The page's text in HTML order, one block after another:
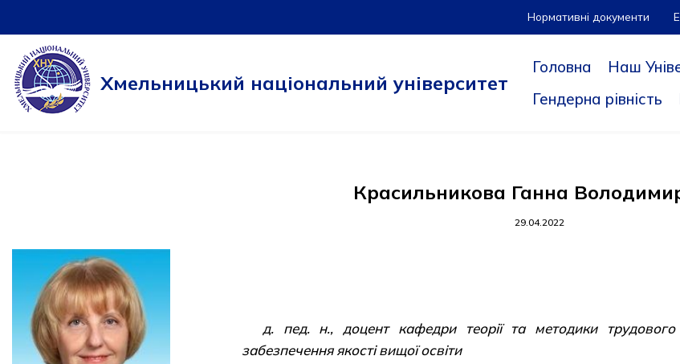
Перейти
до
вмісту
Нормативні документи
Хмельницький національний університет
Головна Наш
Гендерна рівність
Красильникова Ганна
29.04.2022
д. пед. н., доцент кафедри теорії та методики трудового
забезпечення якості вищої освіти